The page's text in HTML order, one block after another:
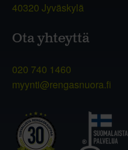
40320 Jyväskylä
Ota yhteyttä
020 740 1460
myynti@rengasnuora.fi